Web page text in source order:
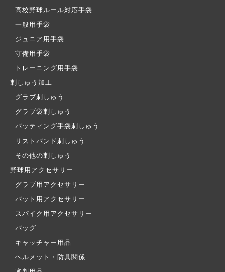
高校野球ルール対応手袋
一般用手袋
ジュニア用手袋
守備用手袋
トレーニング用手袋
刺しゅう加工
グラブ刺しゅう
グラブ袋刺しゅう
バッティング手袋刺しゅう
リストバンド刺しゅう
その他の刺しゅう
野球用アクセサリー
グラブ用アクセサリー
バット用アクセサリー
スパイク用アクセサリー
バッグ
キャッチャー用品
ヘルメット・防具関係